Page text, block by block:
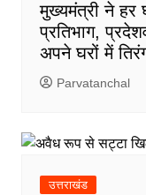
मुख्यमंत्री ने हर
प्रतिभाग,
अपने घरों में
Parvatanchal
उत्तराखंड